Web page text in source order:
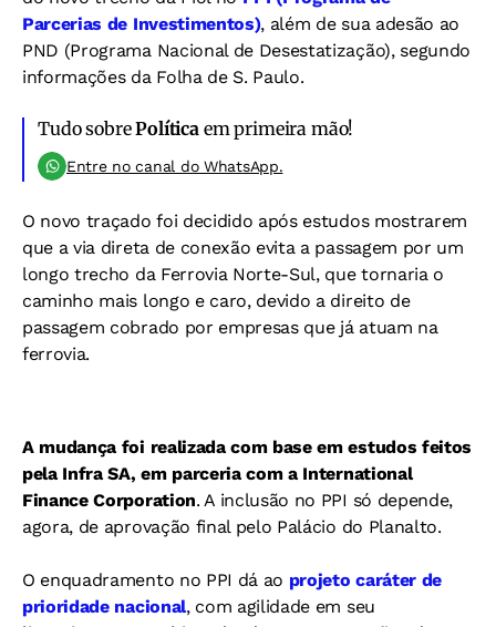
Parcerias de Investimentos), além de sua adesão ao
PND (Programa Nacional de Desestatização), segundo
informações da Folha de S. Paulo.
Tudo sobrePolítica em primeira mão!
Entre no canal do WhatsApp.
O novo traçado foi decidido após estudos mostrarem
que a via direta de conexão evita a passagem por um
longo trecho da Ferrovia Norte-Sul, que tornaria o
caminho mais longo e caro, devido a direito de
passagem cobrado por empresas que já atuam na
ferrovia.
A mudança foi realizada com base em estudos feitos
pela Infra SA, em parceria com a International
Finance Corporation. A inclusão no PPI só depende,
agora, de aprovação final pelo Palácio do Planalto.
O enquadramento no PPI dá ao projeto caráter de
prioridade nacional, com agilidade em seu